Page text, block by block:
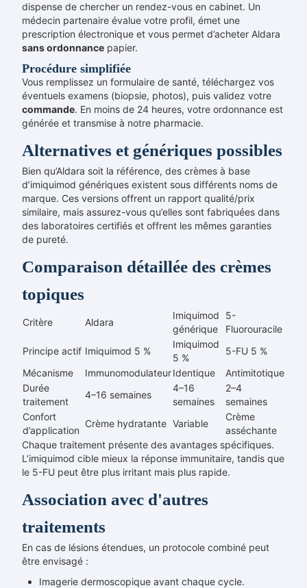
dispense de chercher un rendez-vous en cabinet. Un
médecin partenaire évalue votre profil, émet une
prescription électronique et vous permet d’acheter Aldara
sans ordonnance papier.
Procédure simplifiée
Vous remplissez un formulaire de santé, téléchargez vos
éventuels examens (biopsie, photos), puis validez votre
commande. En moins de 24 heures, votre ordonnance est
générée et transmise à notre pharmacie.
Alternatives et génériques possibles
Bien qu’Aldara soit la référence, des crèmes à base
d’imiquimod génériques existent sous différents noms de
marque. Ces versions offrent un rapport qualité/prix
similaire, mais assurez-vous qu’elles sont fabriquées dans
des laboratoires certifiés et offrent les mêmes garanties
de pureté.
Comparaison détaillée des crèmes
topiques
Critère Aldara
Imiquimod
générique
5-
Fluorouracile
Principe actif Imiquimod 5 %
Imiquimod
5 %
5-FU 5 %
Mécanisme
ImmunomodulateurIdentique
Antimitotique
Durée
traitement
4–16 semaines
4–16
semaines
2–4
semaines
Confort
d’application
Crème hydratante Variable
Crème
asséchante
Chaque traitement présente des avantages spécifiques.
L’imiquimod cible mieux la réponse immunitaire, tandis que
le 5-FU peut être plus irritant mais plus rapide.
Association avec d'autres
traitements
En cas de lésions étendues, un protocole combiné peut
être envisagé :
Imagerie dermoscopique avant chaque cycle.